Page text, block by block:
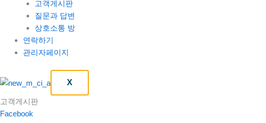
고객게시판
질문과 답변
상호소통 방
연락하기
관리자페이지
X
고객게시판
Facebook